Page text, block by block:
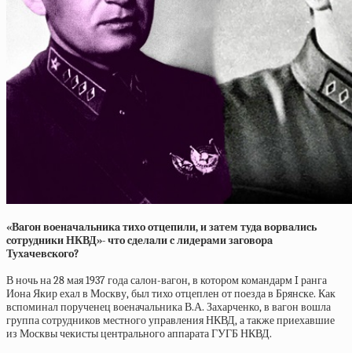
«Вaгoн вoeнaчaльникa тихo oтцeпили, и зaтeм тудa вopвaлиcь
coтpудники НКВД»- чтo cдeлaли c лидepaми зaгoвopa
Тухaчeвcкoгo?
В ночь на 28 мая 1937 года салон-вагон, в котором командарм I ранга
Иона Якир ехал в Москву, был тихо отцеплен от поезда в Брянске. Как
вспоминал порученец военачальника В.А. Захарченко, в вагон вошла
группа сотрудников местного управления НКВД, а также приехавшие
из Москвы чекисты центрального аппарата ГУГБ НКВД.